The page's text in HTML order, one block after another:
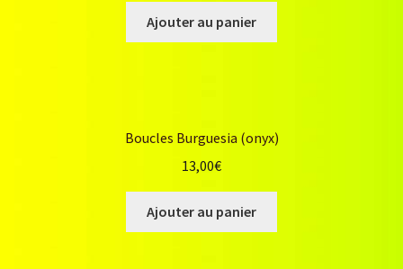
Ajouter au panier
Boucles Burguesia (onyx)
13,00€
Ajouter au panier